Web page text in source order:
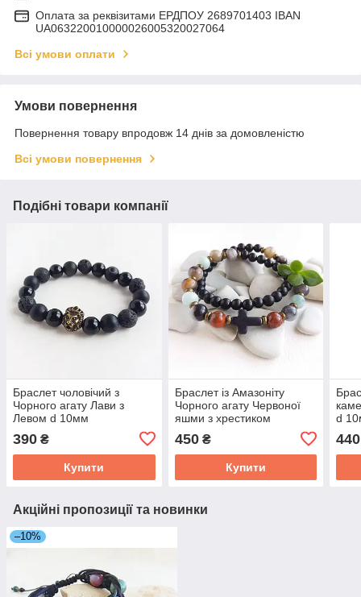
Оплата за реквізитами ЕРДПОУ 2689701403 IBAN
UA063220010000026005320027064
Всі умови оплати
Умови повернення
Повернення товару впродовж 14 днів за домовленістю
Всі умови повернення
Подібні товари компанії
Браслет чоловічий з
Чорного агату Лави з
Левом d 10мм
390 ₴
Купити
Браслет із Амазоніту
Чорного агату Червоної
яшми з хрестиком
450₴
Купити
d
440
Акційні пропозиції та новинки
–10%